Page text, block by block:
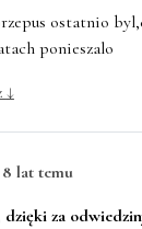
ostatnio
ponieszalo
↓
8 lat temu
dzięki za